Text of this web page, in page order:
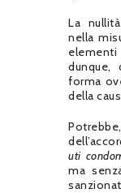
La
nella
elementi
dunque,
forma
della
uti
ma